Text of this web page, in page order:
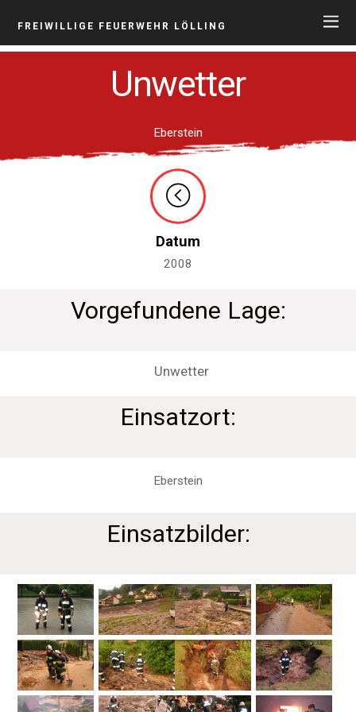
FREIWILLIGE FEUERWEHR LÖLLING
Unwetter
Eberstein
Datum
2008
Vorgefundene Lage:
Unwetter
Einsatzort:
Eberstein
Einsatzbilder: